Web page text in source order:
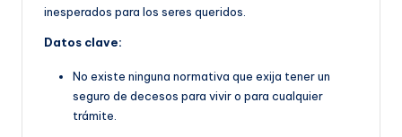
inesperados para los seres queridos.
Datos clave:
No existe ninguna normativa que exija tener un
seguro de decesos para vivir o para cualquier
trámite.